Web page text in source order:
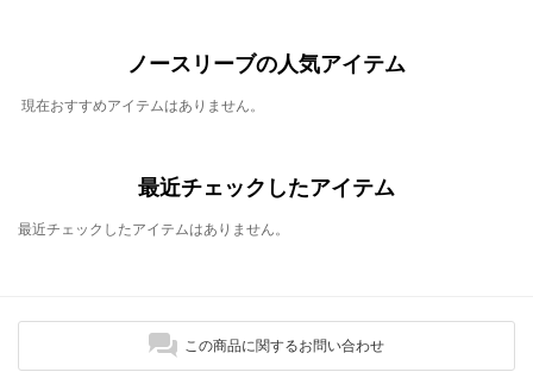
ノースリーブの人気アイテム
現在おすすめアイテムはありません。
最近チェックしたアイテム
最近チェックしたアイテムはありません。
この商品に関するお問い合わせ